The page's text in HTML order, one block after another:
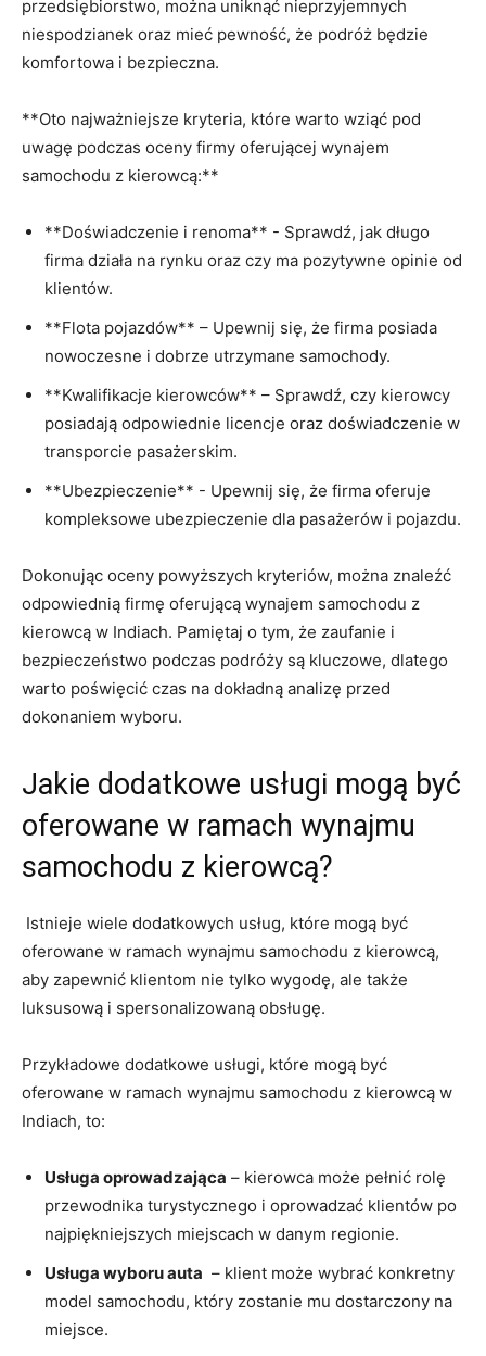
przedsiębiorstwo, można uniknąć nieprzyjemnych
niespodzianek oraz mieć pewność,⁢ że ⁢podróż będzie
‌komfortowa‌ i bezpieczna.
**Oto​ najważniejsze kryteria, które warto⁤ wziąć pod
⁢uwagę podczas oceny ⁢firmy oferującej wynajem
samochodu z‍ kierowcą:**
**Doświadczenie i renoma** ​- Sprawdź, ⁣jak długo
firma‍ działa na‌ rynku oraz czy ma ​pozytywne opinie​ od
⁤klientów.
**Flota⁣ pojazdów**‍ – Upewnij ⁢się, że firma ​posiada
nowoczesne i‌ dobrze utrzymane samochody.
**Kwalifikacje kierowców**⁤ – ⁤Sprawdź,⁢ czy kierowcy
⁣posiadają odpowiednie licencje​ oraz doświadczenie w
transporcie‍ pasażerskim.
**Ubezpieczenie** -‌ Upewnij się,⁢ że firma oferuje
kompleksowe ubezpieczenie‍ dla ⁤pasażerów i ⁤pojazdu.
Dokonując oceny powyższych ⁢kryteriów, można znaleźć
odpowiednią firmę oferującą wynajem​ samochodu z
kierowcą w Indiach. Pamiętaj⁤ o tym, że zaufanie i
bezpieczeństwo podczas podróży są kluczowe, dlatego
warto poświęcić czas na ⁢dokładną analizę⁤ przed
dokonaniem wyboru.
Jakie ‍dodatkowe usługi mogą być⁢
oferowane w ramach wynajmu
samochodu z kierowcą?
⁢ Istnieje wiele dodatkowych usług, ⁣które mogą być
oferowane w ramach wynajmu‌ samochodu⁤ z kierowcą,
aby zapewnić​ klientom nie tylko wygodę, ⁣ale⁤ także
luksusową ⁣i spersonalizowaną obsługę.
Przykładowe dodatkowe usługi, które ⁤mogą być⁢
oferowane w ramach wynajmu‍ samochodu⁣ z⁢ kierowcą w
Indiach, to:
Usługa ​oprowadzająca ⁢– ‍kierowca może pełnić rolę
przewodnika ‍turystycznego i oprowadzać‌ klientów po
najpiękniejszych miejscach w‍ danym regionie.
Usługa wyboru ⁢auta ⁣ – ⁢klient może ​wybrać konkretny
model samochodu, który zostanie mu dostarczony⁣ na
‌miejsce.